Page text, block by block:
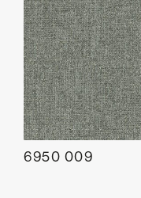
6950 009